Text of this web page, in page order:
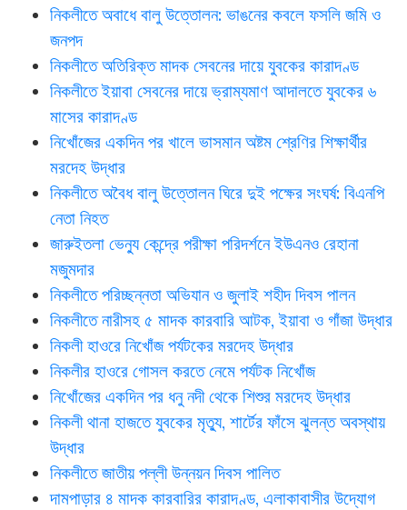
নিকলীতে অবাধে বালু উত্তোলন: ভাঙনের কবলে ফসলি জমি ও
জনপদ
নিকলীতে অতিরিক্ত মাদক সেবনের দায়ে যুবকের কারাদণ্ড
নিকলীতে ইয়াবা সেবনের দায়ে ভ্রাম্যমাণ আদালতে যুবকের ৬
মাসের কারাদণ্ড
নিখোঁজের একদিন পর খালে ভাসমান অষ্টম শ্রেণির শিক্ষার্থীর
মরদেহ উদ্ধার
নিকলীতে অবৈধ বালু উত্তোলন ঘিরে দুই পক্ষের সংঘর্ষ: বিএনপি
নেতা নিহত
জারুইতলা ভেন্যু কেন্দ্রে পরীক্ষা পরিদর্শনে ইউএনও রেহানা
মজুমদার
নিকলীতে পরিচ্ছন্নতা অভিযান ও জুলাই শহীদ দিবস পালন
নিকলীতে নারীসহ ৫ মাদক কারবারি আটক, ইয়াবা ও গাঁজা উদ্ধার
নিকলী হাওরে নিখোঁজ পর্যটকের মরদেহ উদ্ধার
নিকলীর হাওরে গোসল করতে নেমে পর্যটক নিখোঁজ
নিখোঁজের একদিন পর ধনু নদী থেকে শিশুর মরদেহ উদ্ধার
নিকলী থানা হাজতে যুবকের মৃত্যু, শার্টের ফাঁসে ঝুলন্ত অবস্থায়
উদ্ধার
নিকলীতে জাতীয় পল্লী উন্নয়ন দিবস পালিত
দামপাড়ার ৪ মাদক কারবারির কারাদণ্ড, এলাকাবাসীর উদ্যোগ